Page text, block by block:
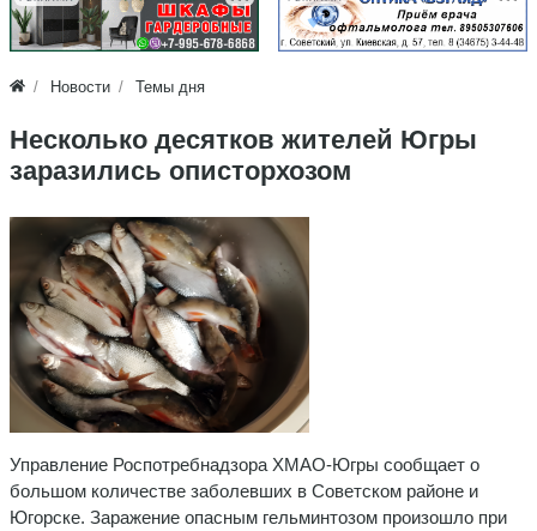
Новости Темы дня
Несколько десятков жителей Югры
заразились описторхозом
Управление Роспотребнадзора ХМАО-Югры сообщает о
большом количестве заболевших в Советском районе и
Югорске. Заражение опасным гельминтозом произошло при